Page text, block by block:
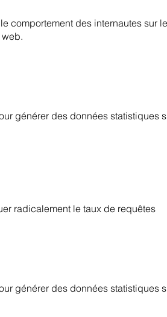
comportement des internautes sur
générer des données statistiques
radicalement le taux de requêtes
générer des données statistiques